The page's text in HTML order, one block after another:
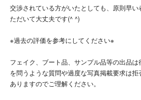
交渉されている方がいたとしても、原則早
ただいて大丈夫です(^ ^)
※過去の評価を参考にしてください※
フェイク、ブート品、サンプル品等の出品
を問うような質問や過度な写真掲載要求は
ありますのでご理解ください。